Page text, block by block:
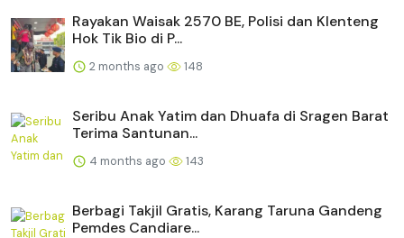
Rayakan Waisak 2570 BE, Polisi dan Klenteng
Hok Tik Bio di P...
2 months ago 148
Seribu Anak Yatim dan Dhuafa di Sragen Barat
Terima Santunan...
4 months ago 143
Berbagi Takjil Gratis, Karang Taruna Gandeng
Pemdes Candiare...